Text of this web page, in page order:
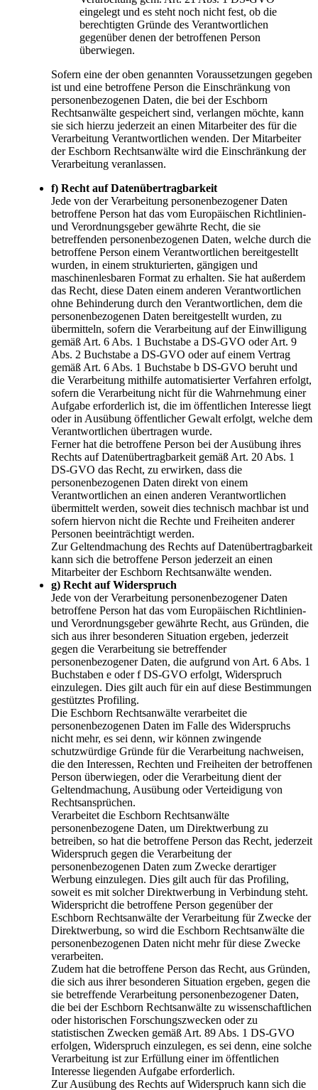
eingelegt und es steht noch nicht fest, ob die
berechtigten Gründe des Verantwortlichen
gegenüber denen der betroffenen Person
überwiegen.
Sofern eine der oben genannten Voraussetzungen gegeben
ist und eine betroffene Person die Einschränkung von
personenbezogenen Daten, die bei der Eschborn
Rechtsanwälte gespeichert sind, verlangen möchte, kann
sie sich hierzu jederzeit an einen Mitarbeiter des für die
Verarbeitung Verantwortlichen wenden. Der Mitarbeiter
der Eschborn Rechtsanwälte wird die Einschränkung der
Verarbeitung veranlassen.
f) Recht auf Datenübertragbarkeit
Jede von der Verarbeitung personenbezogener Daten
betroffene Person hat das vom Europäischen Richtlinien-
und Verordnungsgeber gewährte Recht, die sie
betreffenden personenbezogenen Daten, welche durch die
betroffene Person einem Verantwortlichen bereitgestellt
wurden, in einem strukturierten, gängigen und
maschinenlesbaren Format zu erhalten. Sie hat außerdem
das Recht, diese Daten einem anderen Verantwortlichen
ohne Behinderung durch den Verantwortlichen, dem die
personenbezogenen Daten bereitgestellt wurden, zu
übermitteln, sofern die Verarbeitung auf der Einwilligung
gemäß Art. 6 Abs. 1 Buchstabe a DS-GVO oder Art. 9
Abs. 2 Buchstabe a DS-GVO oder auf einem Vertrag
gemäß Art. 6 Abs. 1 Buchstabe b DS-GVO beruht und
die Verarbeitung mithilfe automatisierter Verfahren erfolgt,
sofern die Verarbeitung nicht für die Wahrnehmung einer
Aufgabe erforderlich ist, die im öffentlichen Interesse liegt
oder in Ausübung öffentlicher Gewalt erfolgt, welche dem
Verantwortlichen übertragen wurde.
Ferner hat die betroffene Person bei der Ausübung ihres
Rechts auf Datenübertragbarkeit gemäß Art. 20 Abs. 1
DS-GVO das Recht, zu erwirken, dass die
personenbezogenen Daten direkt von einem
Verantwortlichen an einen anderen Verantwortlichen
übermittelt werden, soweit dies technisch machbar ist und
sofern hiervon nicht die Rechte und Freiheiten anderer
Personen beeinträchtigt werden.
Zur Geltendmachung des Rechts auf Datenübertragbarkeit
kann sich die betroffene Person jederzeit an einen
Mitarbeiter der Eschborn Rechtsanwälte wenden.
g) Recht auf Widerspruch
Jede von der Verarbeitung personenbezogener Daten
betroffene Person hat das vom Europäischen Richtlinien-
und Verordnungsgeber gewährte Recht, aus Gründen, die
sich aus ihrer besonderen Situation ergeben, jederzeit
gegen die Verarbeitung sie betreffender
personenbezogener Daten, die aufgrund von Art. 6 Abs. 1
Buchstaben e oder f DS-GVO erfolgt, Widerspruch
einzulegen. Dies gilt auch für ein auf diese Bestimmungen
gestütztes Profiling.
Die Eschborn Rechtsanwälte verarbeitet die
personenbezogenen Daten im Falle des Widerspruchs
nicht mehr, es sei denn, wir können zwingende
schutzwürdige Gründe für die Verarbeitung nachweisen,
die den Interessen, Rechten und Freiheiten der betroffenen
Person überwiegen, oder die Verarbeitung dient der
Geltendmachung, Ausübung oder Verteidigung von
Rechtsansprüchen.
Verarbeitet die Eschborn Rechtsanwälte
personenbezogene Daten, um Direktwerbung zu
betreiben, so hat die betroffene Person das Recht, jederzeit
Widerspruch gegen die Verarbeitung der
personenbezogenen Daten zum Zwecke derartiger
Werbung einzulegen. Dies gilt auch für das Profiling,
soweit es mit solcher Direktwerbung in Verbindung steht.
Widerspricht die betroffene Person gegenüber der
Eschborn Rechtsanwälte der Verarbeitung für Zwecke der
Direktwerbung, so wird die Eschborn Rechtsanwälte die
personenbezogenen Daten nicht mehr für diese Zwecke
verarbeiten.
Zudem hat die betroffene Person das Recht, aus Gründen,
die sich aus ihrer besonderen Situation ergeben, gegen die
sie betreffende Verarbeitung personenbezogener Daten,
die bei der Eschborn Rechtsanwälte zu wissenschaftlichen
oder historischen Forschungszwecken oder zu
statistischen Zwecken gemäß Art. 89 Abs. 1 DS-GVO
erfolgen, Widerspruch einzulegen, es sei denn, eine solche
Verarbeitung ist zur Erfüllung einer im öffentlichen
Interesse liegenden Aufgabe erforderlich.
Zur Ausübung des Rechts auf Widerspruch kann sich die